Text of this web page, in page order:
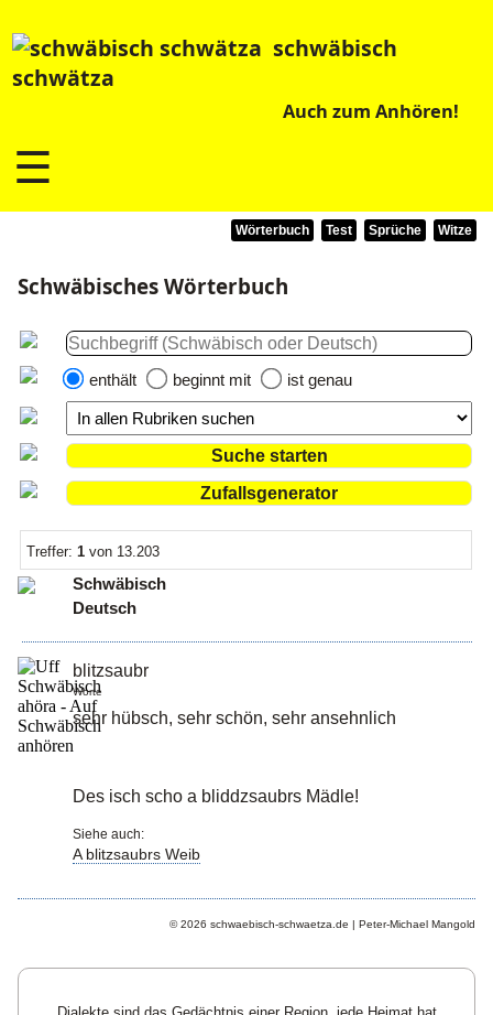
schwäbisch
schwätza
Auch zum Anhören!
☰
Wörterbuch Test Sprüche Witze
Schwäbisches Wörterbuch
enthält beginnt mit ist genau
Treffer: 1 von 13.203
Schwäbisch
Deutsch
blitzsaubr
Worte
sehr hübsch, sehr schön, sehr ansehnlich
Des isch scho a bliddzsaubrs Mädle!
Siehe auch:
A blitzsaubrs Weib
© 2026 schwaebisch-schwaetza.de | Peter-Michael Mangold